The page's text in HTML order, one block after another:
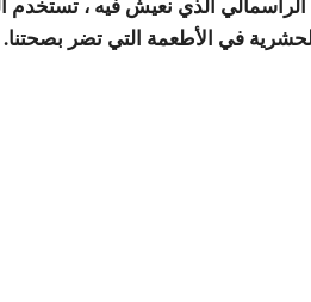
الحشرية في الأطعمة التي تضر بصحتنا.